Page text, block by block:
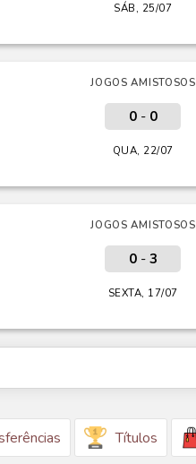
SÁB, 25/07
JOGOS AMISTOSOS
0- 0
QUA, 22/07
JOGOS AMISTOSOS
0- 3
SEXTA, 17/07
Títulos